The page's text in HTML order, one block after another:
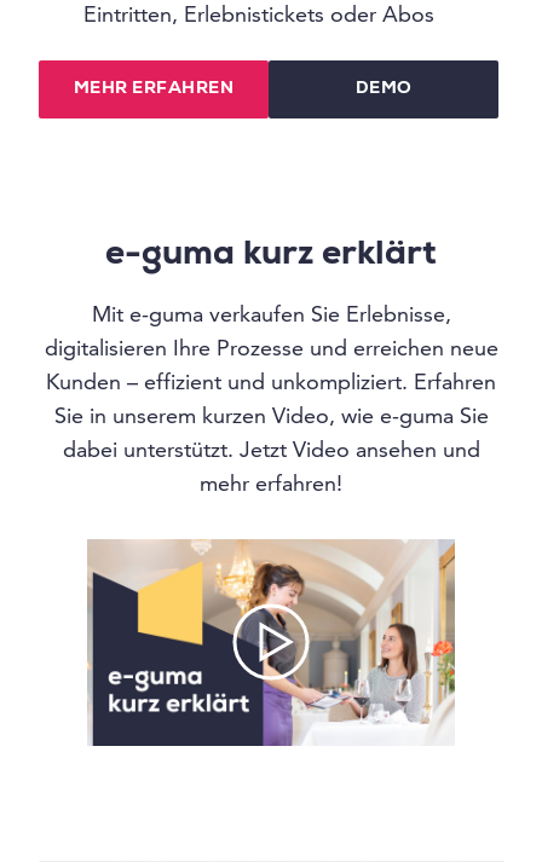
Eintritten, Erlebnistickets oder Abos
MEHR ERFAHREN DEMO
e-guma kurz erklärt
Mit e-guma verkaufen Sie Erlebnisse,
digitalisieren Ihre Prozesse und erreichen neue
Kunden – effizient und unkompliziert. Erfahren
Sie in unserem kurzen Video, wie e-guma Sie
dabei unterstützt. Jetzt Video ansehen und
mehr erfahren!